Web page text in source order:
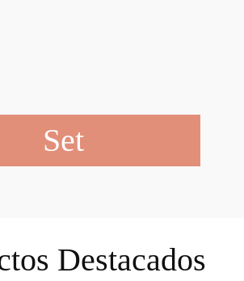
Set
Destacados